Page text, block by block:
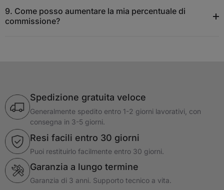
9. Come posso aumentare la mia percentuale di
commissione?
Spedizione gratuita veloce
Generalmente spedito entro 1-2 giorni lavorativi, con
consegna in 3-5 giorni.
Resi facili entro 30 giorni
Puoi restituirlo facilmente entro 30 giorni.
Garanzia a lungo termine
Garanzia di 3 anni. Supporto tecnico a vita.